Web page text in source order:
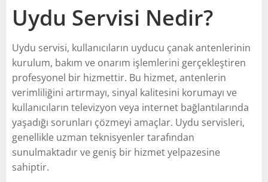
Uydu Servisi Nedir?
Uydu servisi, kullanıcıların uyducu çanak antenlerinin
kurulum, bakım ve onarım işlemlerini gerçekleştiren
profesyonel bir hizmettir. Bu hizmet, antenlerin
verimliliğini artırmayı, sinyal kalitesini korumayı ve
kullanıcıların televizyon veya internet bağlantılarında
yaşadığı sorunları çözmeyi amaçlar. Uydu servisleri,
genellikle uzman teknisyenler tarafından
sunulmaktadır ve geniş bir hizmet yelpazesine
sahiptir.